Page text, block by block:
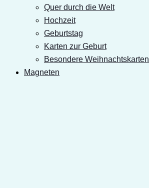
Quer durch die Welt
Hochzeit
Geburtstag
Karten zur Geburt
Besondere Weihnachtskarten
Magneten